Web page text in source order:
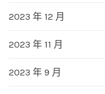
2023 年 12 月
2023 年 11 月
2023 年 9 月